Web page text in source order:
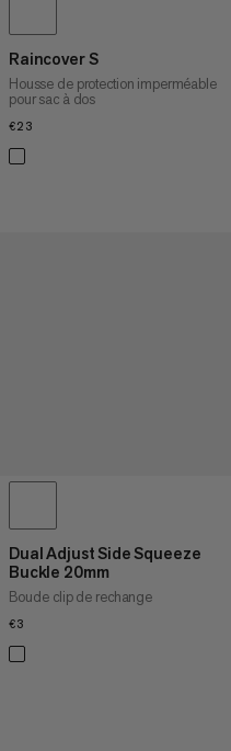
Raincover S
Housse de protection imperméable
pour sac à dos
€23
Dual Adjust Side Squeeze
Buckle 20mm
Boucle clip de rechange
€3